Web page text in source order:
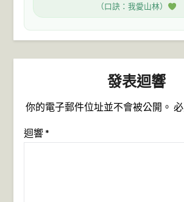
（口訣：我愛山林）
發表迴響
你的電子郵件位址並不會被公開。
迴響*